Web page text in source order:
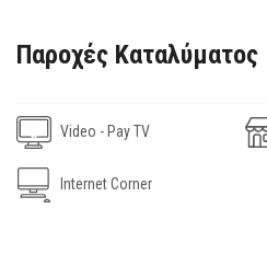
Παροχές Καταλύματος
Video - Pay TV
Internet Corner